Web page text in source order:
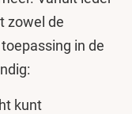
zowel de
in de
kunt